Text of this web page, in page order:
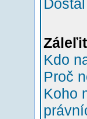
Kdo
Proč
Koho